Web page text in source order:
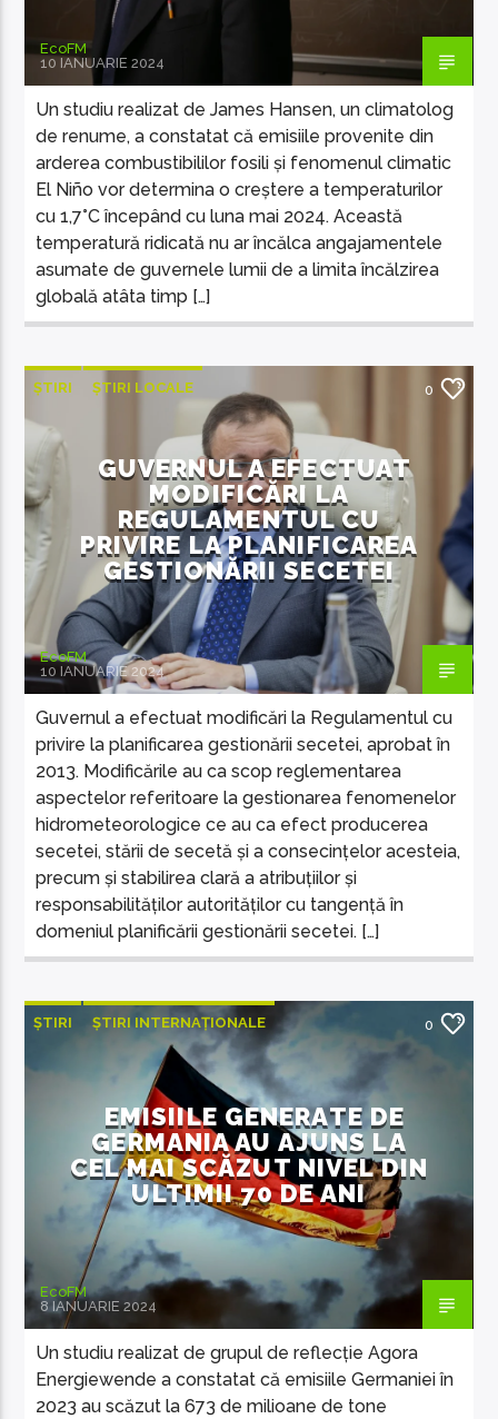
EcoFM
10 IANUARIE 2024
Un studiu realizat de James Hansen, un climatolog
de renume, a constatat că emisiile provenite din
arderea combustibililor fosili și fenomenul climatic
El Niño vor determina o creștere a temperaturilor
cu 1,7°C începând cu luna mai 2024. Această
temperatură ridicată nu ar încălca angajamentele
asumate de guvernele lumii de a limita încălzirea
globală atâta timp […]
ȘTIRI ȘTIRI LOCALE 0
GUVERNUL A EFECTUAT
MODIFICĂRI LA
REGULAMENTUL CU
PRIVIRE LA PLANIFICAREA
GESTIONĂRII SECETEI
EcoFM
10 IANUARIE 2024
Guvernul a efectuat modificări la Regulamentul cu
privire la planificarea gestionării secetei, aprobat în
2013. Modificările au ca scop reglementarea
aspectelor referitoare la gestionarea fenomenelor
hidrometeorologice ce au ca efect producerea
secetei, stării de secetă și a consecințelor acesteia,
precum și stabilirea clară a atribuțiilor și
responsabilităților autorităților cu tangență în
domeniul planificării gestionării secetei. […]
ȘTIRI ȘTIRI INTERNAȚIONALE 0
EMISIILE GENERATE DE
GERMANIA AU AJUNS LA
CEL MAI SCĂZUT NIVEL DIN
ULTIMII 70 DE ANI
EcoFM
8 IANUARIE 2024
Un studiu realizat de grupul de reflecție Agora
Energiewende a constatat că emisiile Germaniei în
2023 au scăzut la 673 de milioane de tone